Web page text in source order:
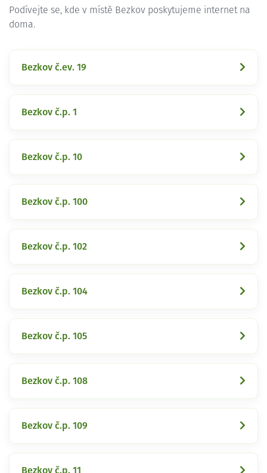
Podívejte se, kde v místě Bezkov poskytujeme internet na
doma.
Bezkov č.ev. 19
Bezkov č.p. 1
Bezkov č.p. 10
Bezkov č.p. 100
Bezkov č.p. 102
Bezkov č.p. 104
Bezkov č.p. 105
Bezkov č.p. 108
Bezkov č.p. 109
Bezkov č.p. 11